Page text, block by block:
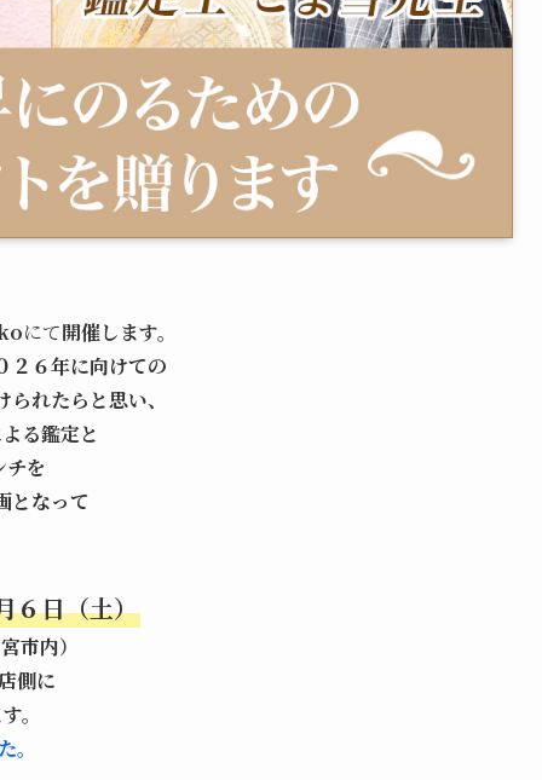
にて開催します。
２６年に向けての
れたらと思い、
る鑑定と
を
となって
６日（土）
市内）
側に
。
。